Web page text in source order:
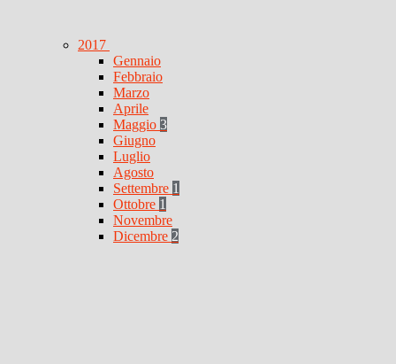
2017
Gennaio
Febbraio
Marzo
Aprile
Maggio 3
Giugno
Luglio
Agosto
Settembre 1
Ottobre 1
Novembre
Dicembre 2